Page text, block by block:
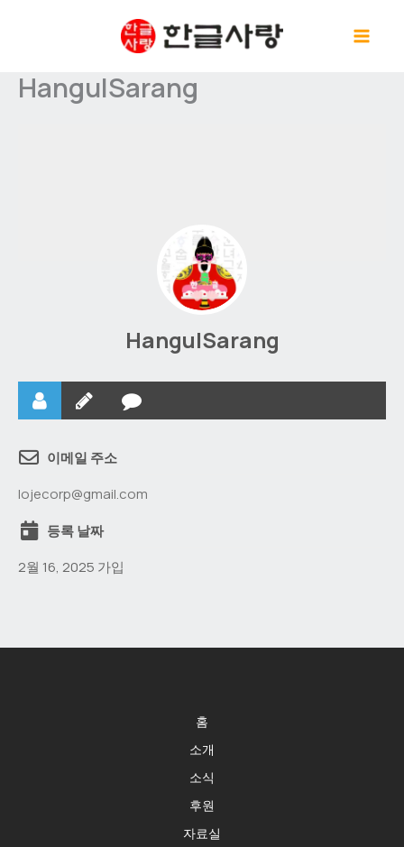
HangulSarang
HangulSarang
이메일 주소
lojecorp@gmail.com
등록 날짜
2월 16, 2025 가입
홈
소개
소식
후원
자료실